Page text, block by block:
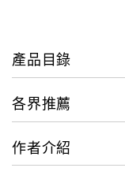
他會當真，以為
刺蝟，是一種極
如果感覺危險，
撫摸。
產品目錄
各界推薦
作者介紹